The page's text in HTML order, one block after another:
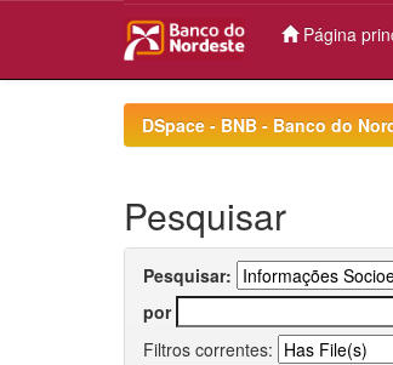
Página
DSpace - BNB - Banco do
Pesquisar
Pesquisar:
por
Filtros correntes: